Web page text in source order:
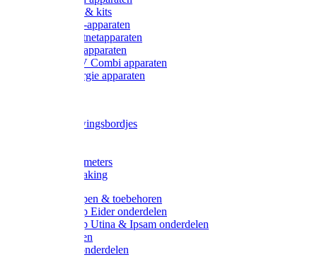
Starter sets & kits
9V Batterij-apparaten
230V Lichtnetapparaten
12V Accu-apparaten
230V / 12V Combi apparaten
Zonne-energie apparaten
Waarschuwingsbordjes
Wegers en meters
Video bewaking
Weidepompen & toebehoren
Weidepomp Eider onderdelen
Weidepomp Utina & Ipsam onderdelen
Drinkbakken
Drinkbak onderdelen